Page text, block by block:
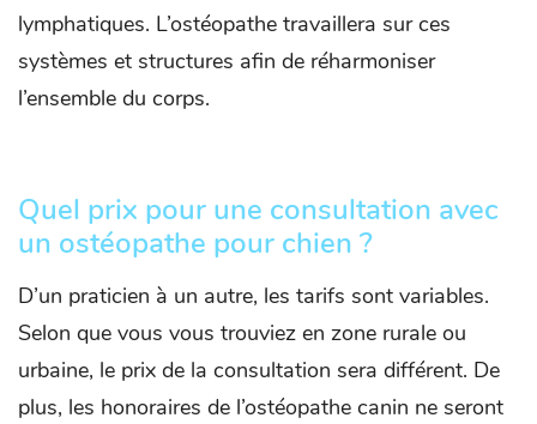
lymphatiques. L’ostéopathe travaillera sur ces
systèmes et structures afin de réharmoniser
l’ensemble du corps.
Quel prix pour une consultation avec
un ostéopathe pour chien ?
D’un praticien à un autre, les tarifs sont variables.
Selon que vous vous trouviez en zone rurale ou
urbaine, le prix de la consultation sera différent. De
plus, les honoraires de l’ostéopathe canin ne seront